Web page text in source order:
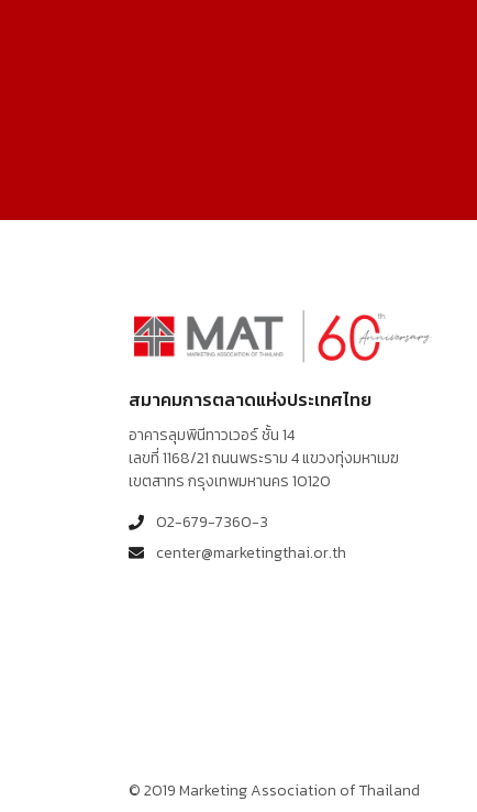
สมาคมการตลาดแห่งประเทศไทย
อาคารลุมพินีทาวเวอร์ ชั้น 14
เลขที่ 1168/21 ถนนพระราม 4 แขวงทุ่งมหาเมฆ
เขตสาทร กรุงเทพมหานคร 10120
02-679-7360-3
center@marketingthai.or.th
© 2019 Marketing Association of Thailand